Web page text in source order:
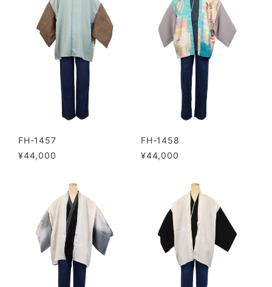
FH-1457
¥44,000
FH-1458
¥44,000